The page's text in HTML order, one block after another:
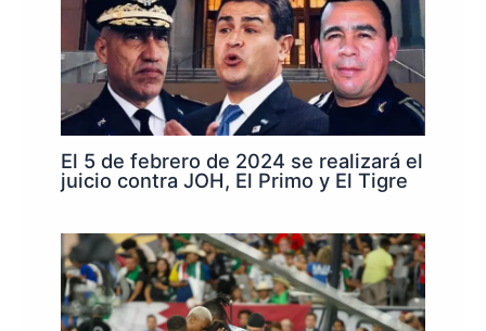
El 5 de febrero de 2024 se realizará el
juicio contra JOH, El Primo y El Tigre